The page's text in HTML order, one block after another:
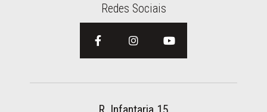
Redes Sociais